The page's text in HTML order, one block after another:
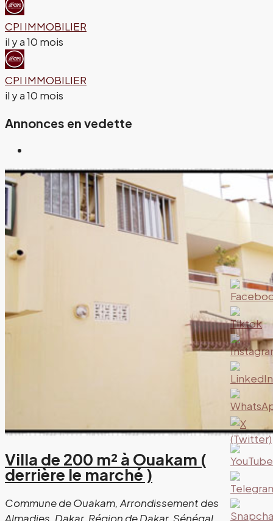
CPI IMMOBILIER
il y a 10 mois
CPI IMMOBILIER
il y a 10 mois
Annonces en vedette
Villa de 200 m² à Ouakam (
derrière le marché )
Commune de Ouakam, Arrondissement des
Almadies, Dakar, Région de Dakar, Sénégal